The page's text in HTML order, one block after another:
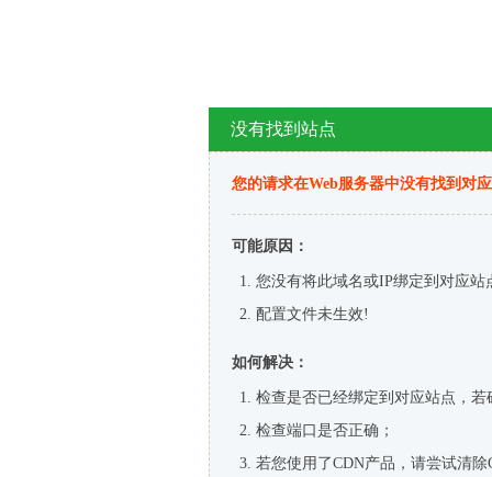
没有找到站点
您的请求在Web服务器中没有找到对
可能原因：
您没有将此域名或IP绑定到对应站
配置文件未生效!
如何解决：
检查是否已经绑定到对应站点，
检查端口是否正确；
若您使用了CDN产品，请尝试清除